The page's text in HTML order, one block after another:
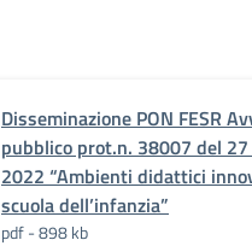
Disseminazione PON FESR
pubblico prot.n. 38007 del 27
2022 “Ambienti didattici
scuola dell’infanzia”
pdf - 898 kb